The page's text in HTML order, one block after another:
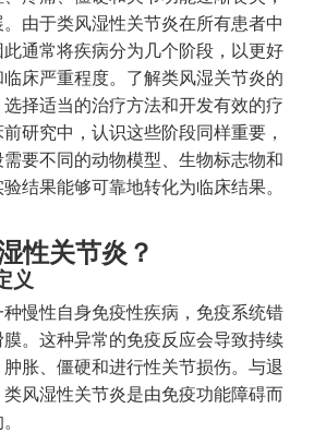
由于类风湿性关节炎在所有患者中
通常将疾病分为几个阶段，以更好
床严重程度。了解类风湿关节炎的
择适当的治疗方法和开发有效的疗
研究中，认识这些阶段同样重要，
要不同的动物模型、生物标志物和
结果能够可靠地转化为临床结果。
性关节炎？
义
慢性自身免疫性疾病，免疫系统错
。这种异常的免疫反应会导致持续
胀、僵硬和进行性关节损伤。与退
风湿性关节炎是由免疫功能障碍而